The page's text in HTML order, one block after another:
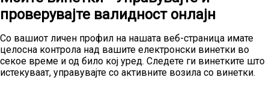
проверувајте валидност онлајн
Со вашиот личен профил на нашата веб-страница имате
целосна контрола над вашите електронски винетки во
секое време и од било кој уред. Следете ги винетките што
истекуваат, управувајте со активните возила со винетки.